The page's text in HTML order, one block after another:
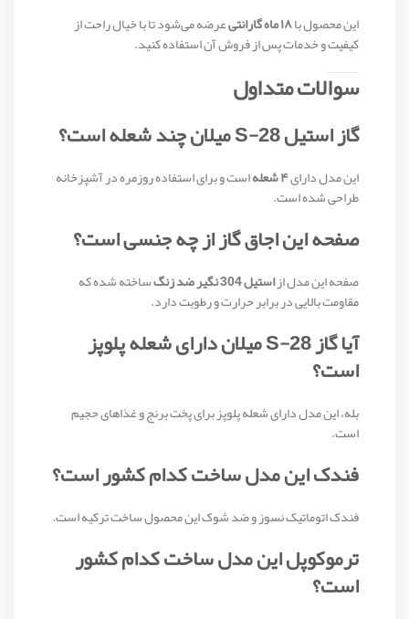
این محصول با۱۸ ماه گارانتی عرضه می‌شود تا با خیال راحت از
کیفیت و خدمات پس از فروش آن استفاده کنید.
سوالات متداول
گاز استیل S-28 میلان چند شعله است؟
این مدل دارای۴ شعله است و برای استفاده روزمره در آشپزخانه
طراحی شده است.
صفحه این اجاق گاز از چه جنسی است؟
صفحه این مدل ازاستیل 304 نگیر ضد زنگ ساخته شده که
مقاومت بالایی در برابر حرارت و رطوبت دارد.
آیا گاز S-28 میلان دارای شعله پلوپز
است؟
بله، این مدل دارای شعله پلوپز برای پخت برنج و غذاهای حجیم
است.
فندک این مدل ساخت کدام کشور است؟
فندک اتوماتیک نسوز و ضد شوک این محصول ساخت ترکیه است.
ترموکوپل این مدل ساخت کدام کشور
است؟